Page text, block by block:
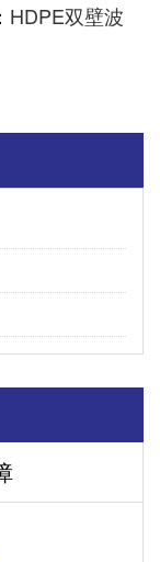
HDPE双壁波